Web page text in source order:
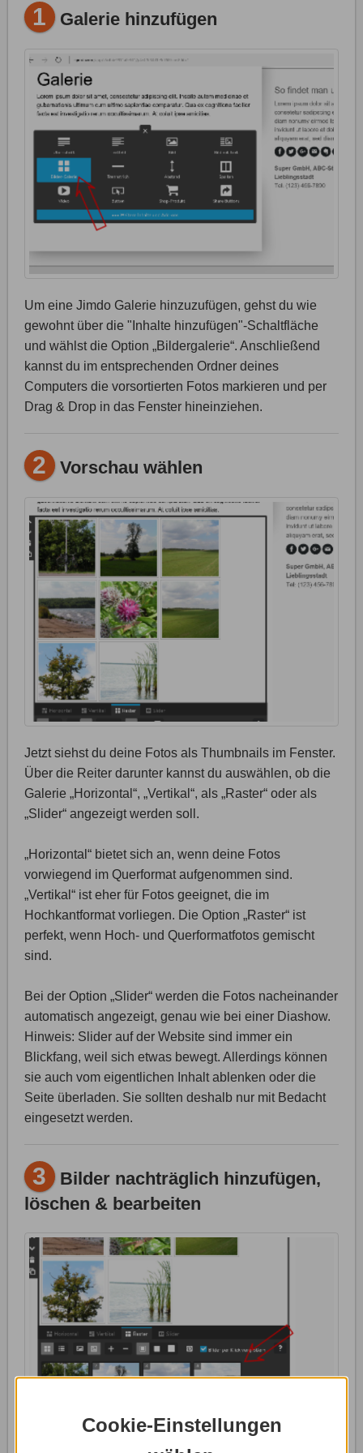
Cookie-Einstellungen
1 Galerie hinzufügen
Um eine Jimdo Galerie hinzuzufügen, gehst du wie
gewohnt über die "Inhalte hinzufügen"-Schaltfläche
und wählst die Option „Bildergalerie“. Anschließend
kannst du im entsprechenden Ordner deines
Computers die vorsortierten Fotos markieren und per
Drag & Drop in das Fenster hineinziehen.
2 Vorschau wählen
Jetzt siehst du deine Fotos als Thumbnails im Fenster.
Über die Reiter darunter kannst du auswählen, ob die
Galerie „Horizontal“, „Vertikal“, als „Raster“ oder als
„Slider“ angezeigt werden soll.
„Horizontal“ bietet sich an, wenn deine Fotos
vorwiegend im Querformat aufgenommen sind.
„Vertikal“ ist eher für Fotos geeignet, die im
Hochkantformat vorliegen. Die Option „Raster“ ist
perfekt, wenn Hoch- und Querformatfotos gemischt
sind.
Bei der Option „Slider“ werden die Fotos nacheinander
automatisch angezeigt, genau wie bei einer Diashow.
Hinweis: Slider auf der Website sind immer ein
Blickfang, weil sich etwas bewegt. Allerdings können
sie auch vom eigentlichen Inhalt ablenken oder die
Seite überladen. Sie sollten deshalb nur mit Bedacht
eingesetzt werden.
3 Bilder nachträglich hinzufügen,
löschen & bearbeiten